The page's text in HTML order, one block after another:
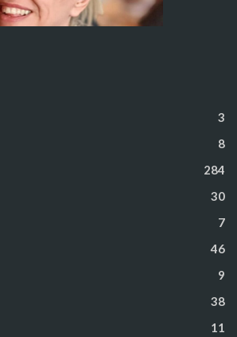
3
8
284
30
7
46
9
38
11